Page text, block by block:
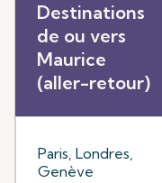
Destinations
de ou vers
Maurice
(aller-retour)
Paris, Londres,
Genève